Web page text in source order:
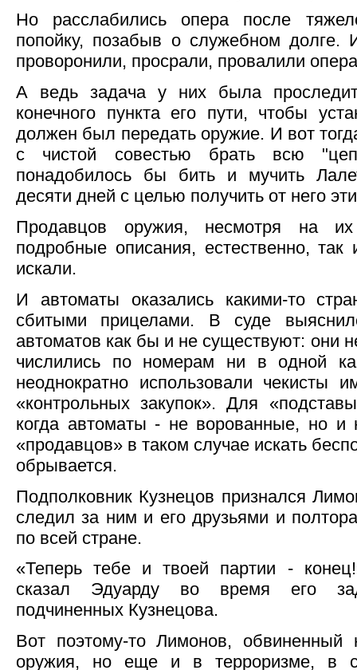
Но расслабились опера после
попойку, позабыв о служебном долге.
проворонили, просрали, провалили
А ведь задача у них была
конечного пункта его пути, чтобы
должен был передать оружие. И вот
с чистой совестью брать всю
понадобилось бы бить и мучить
десяти дней с целью получить от него
Продавцов оружия, несмотря на
подробные описания, естественно,
искали.
И автоматы оказались какими-то
сбитыми прицелами. В суде
автоматов как бы и не существуют: они
числились по номерам ни в одной
неоднократно использовали чекисты
«контрольных закупок». Для
когда автоматы - не ворованные, но и
«продавцов» в таком случае искать
обрывается.
Подполковник Кузнецов признался
следил за ним и его друзьями и
по всей стране.
«Теперь тебе и твоей партии -
сказал Эдуарду во время его
подчиненных Кузнецова.
Вот поэтому-то Лимонов, обвиненный
оружия, но еще и в терроризме, в